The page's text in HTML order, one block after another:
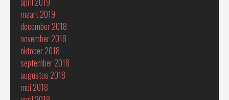
maart 2019
december 2018
november 2018
oktober 2018
september 2018
augustus 2018
mei 2018